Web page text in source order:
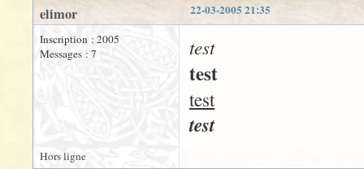
22-03-2005 21:35
elimor
Inscription : 2005
Messages : 7
test
test
test
test
Hors ligne